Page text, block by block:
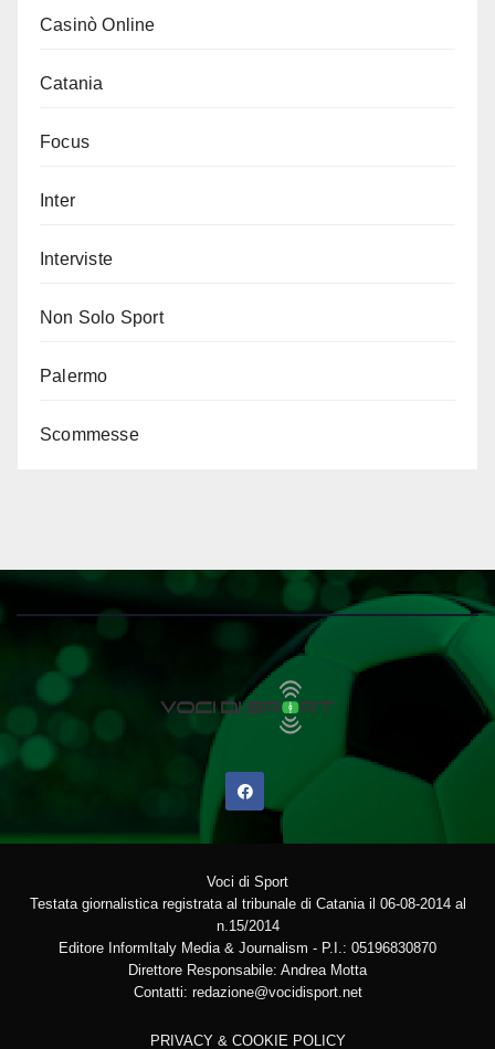
Casinò Online
Catania
Focus
Inter
Interviste
Non Solo Sport
Palermo
Scommesse
Voci di Sport
Testata giornalistica registrata al tribunale di Catania il 06-08-2014 al
n.15/2014
Editore InformItaly Media & Journalism - P.I.: 05196830870
Direttore Responsabile: Andrea Motta
Contatti: redazione@vocidisport.net
PRIVACY & COOKIE POLICY